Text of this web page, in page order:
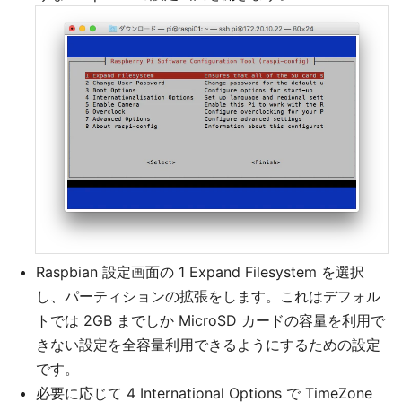
Raspbian 設定画面の 1 Expand Filesystem を選択
し、パーティションの拡張をします。これはデフォル
トでは 2GB までしか MicroSD カードの容量を利用で
きない設定を全容量利用できるようにするための設定
です。
必要に応じて 4 International Options で TimeZone